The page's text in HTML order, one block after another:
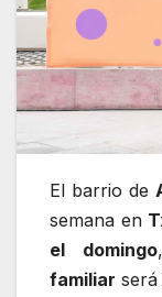
El barrio de
semana en
el domingo
familiar será